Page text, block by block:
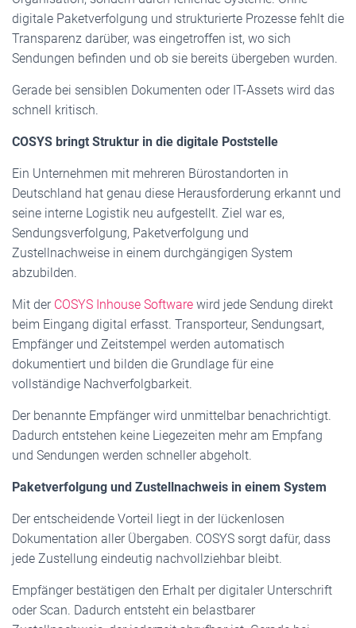
digitale Paketverfolgung und strukturierte Prozesse fehlt die
Transparenz darüber, was eingetroffen ist, wo sich
Sendungen befinden und ob sie bereits übergeben wurden.
Gerade bei sensiblen Dokumenten oder IT-Assets wird das
schnell kritisch.
COSYS bringt Struktur in die digitale Poststelle
Ein Unternehmen mit mehreren Bürostandorten in
Deutschland hat genau diese Herausforderung erkannt und
seine interne Logistik neu aufgestellt. Ziel war es,
Sendungsverfolgung, Paketverfolgung und
Zustellnachweise in einem durchgängigen System
abzubilden.
Mit der COSYS Inhouse Software wird jede Sendung direkt
beim Eingang digital erfasst. Transporteur, Sendungsart,
Empfänger und Zeitstempel werden automatisch
dokumentiert und bilden die Grundlage für eine
vollständige Nachverfolgbarkeit.
Der benannte Empfänger wird unmittelbar benachrichtigt.
Dadurch entstehen keine Liegezeiten mehr am Empfang
und Sendungen werden schneller abgeholt.
Paketverfolgung und Zustellnachweis in einem System
Der entscheidende Vorteil liegt in der lückenlosen
Dokumentation aller Übergaben. COSYS sorgt dafür, dass
jede Zustellung eindeutig nachvollziehbar bleibt.
Empfänger bestätigen den Erhalt per digitaler Unterschrift
oder Scan. Dadurch entsteht ein belastbarer